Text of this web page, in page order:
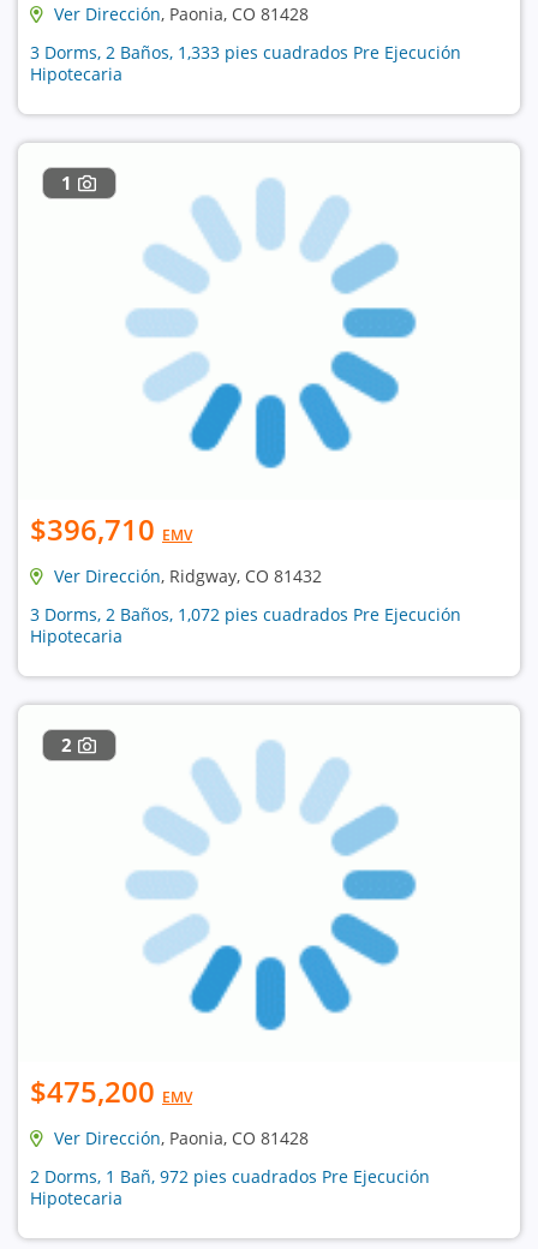
Ver Dirección, Paonia, CO 81428
3 Dorms, 2 Baños, 1,333 pies cuadrados Pre Ejecución
Hipotecaria
1
$396,710 EMV
Ver Dirección, Ridgway, CO 81432
3 Dorms, 2 Baños, 1,072 pies cuadrados Pre Ejecución
Hipotecaria
2
$475,200 EMV
Ver Dirección, Paonia, CO 81428
2 Dorms, 1 Bañ, 972 pies cuadrados Pre Ejecución
Hipotecaria